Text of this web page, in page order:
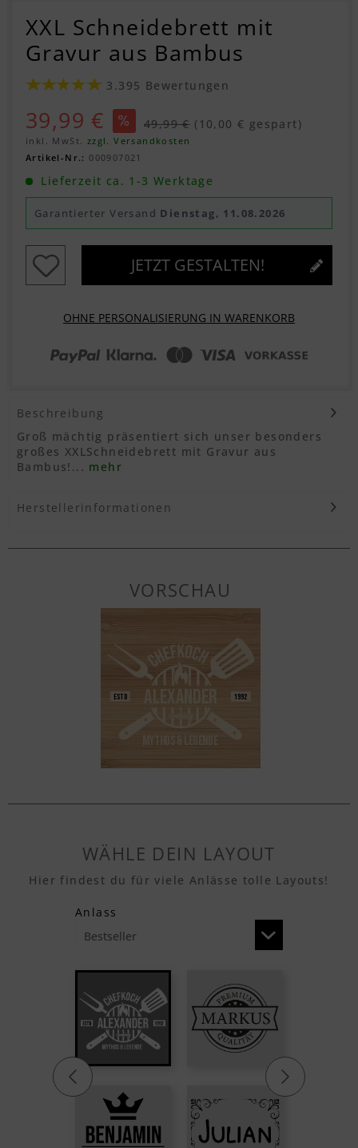
XXL Schneidebrett mit
Gravur aus Bambus
3.395 Bewertungen
39,99 € 49,99 € (10,00 € gespart)
inkl. MwSt. zzgl. Versandkosten
Artikel-Nr.: 000907021
Lieferzeit ca. 1-3 Werktage
Garantierter Versand Dienstag, 11.08.2026
JETZT GESTALTEN!
OHNE PERSONALISIERUNG IN WARENKORB
Beschreibung
Groß mächtig präsentiert sich unser besonders
großes XXLSchneidebrett mit Gravur aus
Bambus!... mehr
Herstellerinformationen
VORSCHAU
WÄHLE DEIN LAYOUT
Hier findest du für viele Anlässe tolle Layouts!
Anlass